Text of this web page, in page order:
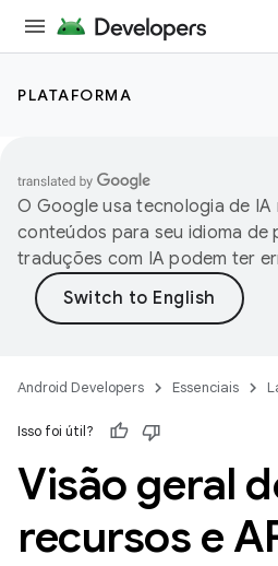
PLATAFORMA
O Google usa tecnologia de
conteúdos para seu idioma de
traduções com IA podem ter
Android Developers Essenciais
Isso foi útil?
Visão geral
recursos e